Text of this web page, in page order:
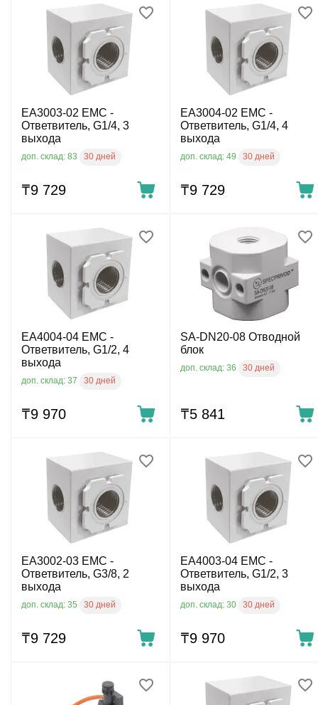
EA3003-02 EMC -
Ответвитель, G1/4, 3
выхода
доп. склад: 83 30 дней
₸9 729
EA3004-02 EMC -
Ответвитель, G1/4, 4
выхода
доп. склад: 49 30 дней
₸9 729
EA4004-04 EMC -
Ответвитель, G1/2, 4
выхода
доп. склад: 37 30 дней
₸9 970
SA-DN20-08 Отводной
блок
доп. склад: 36 30 дней
₸5 841
EA3002-03 EMC -
Ответвитель, G3/8, 2
выхода
доп. склад: 35 30 дней
₸9 729
EA4003-04 EMC -
Ответвитель, G1/2, 3
выхода
доп. склад: 30 30 дней
₸9 970